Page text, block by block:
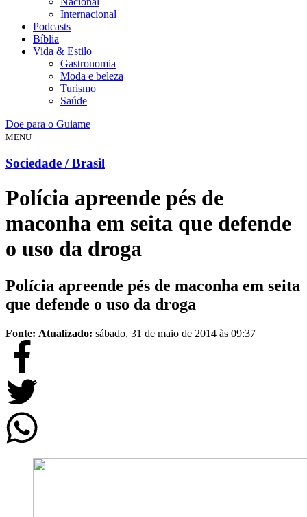
Internacional
Podcasts
Bíblia
Vida & Estilo
Gastronomia
Moda e beleza
Turismo
Saúde
Doe para o Guiame
MENU
Sociedade / Brasil
Polícia apreende pés de
maconha em seita que defende
o uso da droga
Polícia apreende pés de maconha em seita
que defende o uso da droga
Fonte: Atualizado: sábado, 31 de maio de 2014 às 09:37